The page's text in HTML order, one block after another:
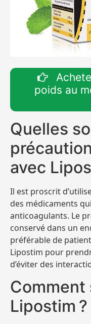
poids au
Quelles
avec
Il est proscrit
des médicaments
anticoagulants. Le
conservé dans un
préférable de
Lipostim pour
d’éviter des
Comment
Lipostim ?